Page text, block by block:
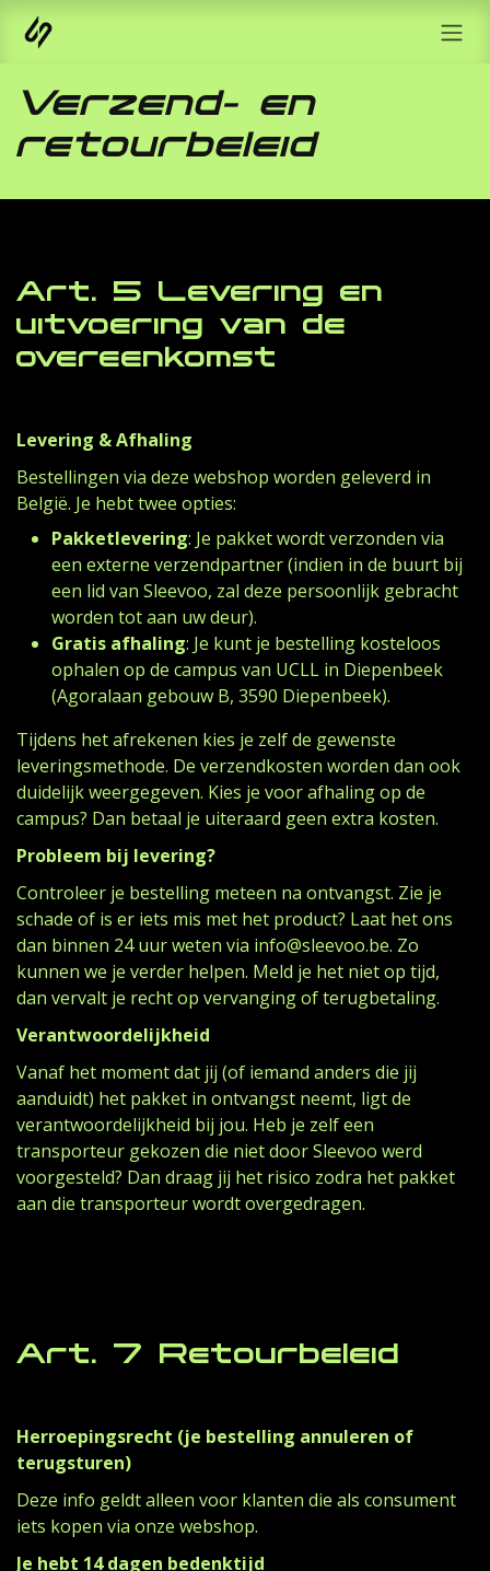
Overslaan naar inhoud
Verzend- en
retourbeleid
Art. 5 Levering en
uitvoering van de
overeenkomst
Levering & Afhaling
Bestellingen via deze webshop worden geleverd in
België. Je hebt twee opties:
Pakketlevering: Je pakket wordt verzonden via
een externe verzendpartner (indien in de buurt bij
een lid van Sleevoo, zal deze persoonlijk gebracht
worden tot aan uw deur).
Gratis afhaling: Je kunt je bestelling kosteloos
ophalen op de campus van UCLL in Diepenbeek
(Agoralaan gebouw B, 3590 Diepenbeek).
Tijdens het afrekenen kies je zelf de gewenste
leveringsmethode. De verzendkosten worden dan ook
duidelijk weergegeven. Kies je voor afhaling op de
campus? Dan betaal je uiteraard geen extra kosten.
Probleem bij levering?
Controleer je bestelling meteen na ontvangst. Zie je
schade of is er iets mis met het product? Laat het ons
dan binnen 24 uur weten via info@sleevoo.be. Zo
kunnen we je verder helpen. Meld je het niet op tijd,
dan vervalt je recht op vervanging of terugbetaling.
Verantwoordelijkheid
Vanaf het moment dat jij (of iemand anders die jij
aanduidt) het pakket in ontvangst neemt, ligt de
verantwoordelijkheid bij jou. Heb je zelf een
transporteur gekozen die niet door Sleevoo werd
voorgesteld? Dan draag jij het risico zodra het pakket
aan die transporteur wordt overgedragen.
Art. 7 Retourbeleid
Herroepingsrecht (je bestelling annuleren of
terugsturen)
Deze info geldt alleen voor klanten die als consument
iets kopen via onze webshop.
Je hebt 14 dagen bedenktijd